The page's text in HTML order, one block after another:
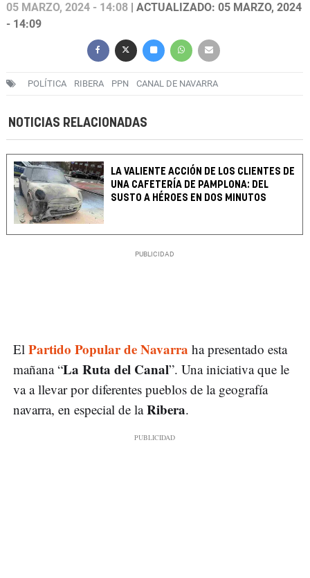
05 MARZO, 2024 - 14:08 | ACTUALIZADO: 05 MARZO, 2024
- 14:09
POLÍTICA RIBERA PPN CANAL DE NAVARRA
NOTICIAS RELACIONADAS
LA VALIENTE ACCIÓN DE LOS CLIENTES DE
UNA CAFETERÍA DE PAMPLONA: DEL
SUSTO A HÉROES EN DOS MINUTOS
El Partido Popular de Navarra ha presentado esta
mañana “La Ruta del Canal”. Una iniciativa que le
va a llevar por diferentes pueblos de la geografía
navarra, en especial de laRibera.